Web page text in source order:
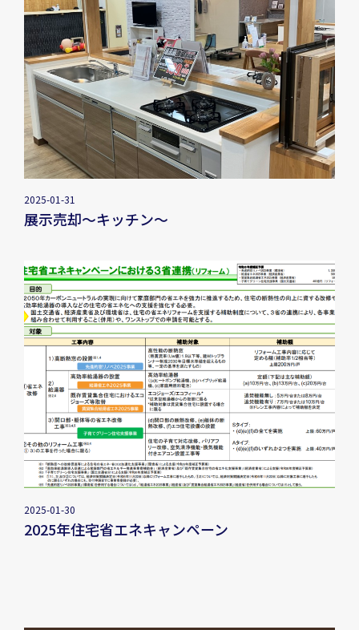
2025-01-31
展示売却～キッチン～
2025-01-30
2025年住宅省エネキャンペーン